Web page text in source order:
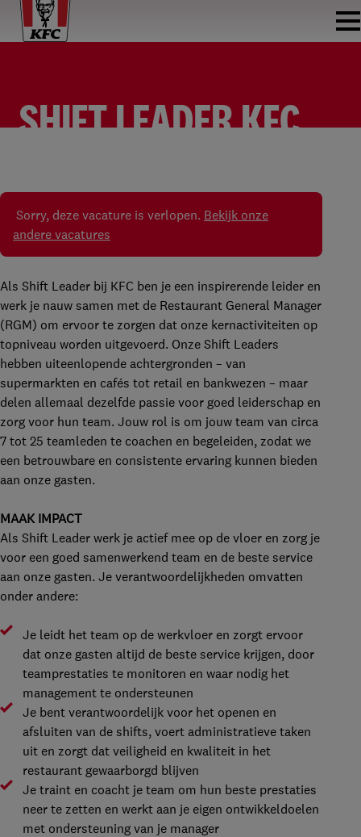
SHIFT LEADER KFC
Sorry, deze vacature is verlopen. Bekijk onze
andere vacatures
Als Shift Leader bij KFC ben je een inspirerende leider en
werk je nauw samen met de Restaurant General Manager
(RGM) om ervoor te zorgen dat onze kernactiviteiten op
topniveau worden uitgevoerd. Onze Shift Leaders
hebben uiteenlopende achtergronden – van
supermarkten en cafés tot retail en bankwezen – maar
delen allemaal dezelfde passie voor goed leiderschap en
zorg voor hun team. Jouw rol is om jouw team van circa
7 tot 25 teamleden te coachen en begeleiden, zodat we
een betrouwbare en consistente ervaring kunnen bieden
aan onze gasten.
MAAK IMPACT
Als Shift Leader werk je actief mee op de vloer en zorg je
voor een goed samenwerkend team en de beste service
aan onze gasten. Je verantwoordelijkheden omvatten
onder andere:
Je leidt het team op de werkvloer en zorgt ervoor
dat onze gasten altijd de beste service krijgen, door
teamprestaties te monitoren en waar nodig het
management te ondersteunen
Je bent verantwoordelijk voor het openen en
afsluiten van de shifts, voert administratieve taken
uit en zorgt dat veiligheid en kwaliteit in het
restaurant gewaarborgd blijven
Je traint en coacht je team om hun beste prestaties
neer te zetten en werkt aan je eigen ontwikkeldoelen
met ondersteuning van je manager